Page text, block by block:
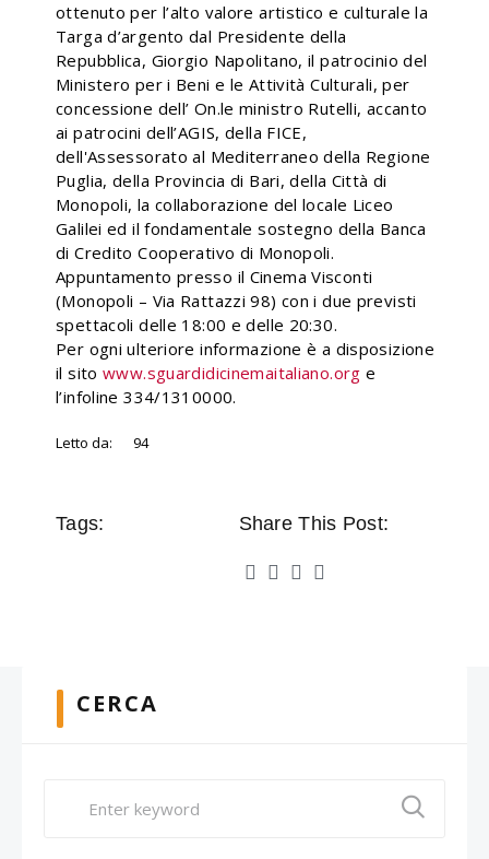
ottenuto per l’alto valore artistico e culturale la
Targa d’argento dal Presidente della
Repubblica, Giorgio Napolitano, il patrocinio del
Ministero per i Beni e le Attività Culturali, per
concessione dell’ On.le ministro Rutelli, accanto
ai patrocini dell’AGIS, della FICE,
dell'Assessorato al Mediterraneo della Regione
Puglia, della Provincia di Bari, della Città di
Monopoli, la collaborazione del locale Liceo
Galilei ed il fondamentale sostegno della Banca
di Credito Cooperativo di Monopoli.
Appuntamento presso il Cinema Visconti
(Monopoli – Via Rattazzi 98) con i due previsti
spettacoli delle 18:00 e delle 20:30.
Per ogni ulteriore informazione è a disposizione
il sito www.sguardidicinemaitaliano.org e
l’infoline 334/1310000.
Letto da: 94
Tags: Share This Post:
CERCA